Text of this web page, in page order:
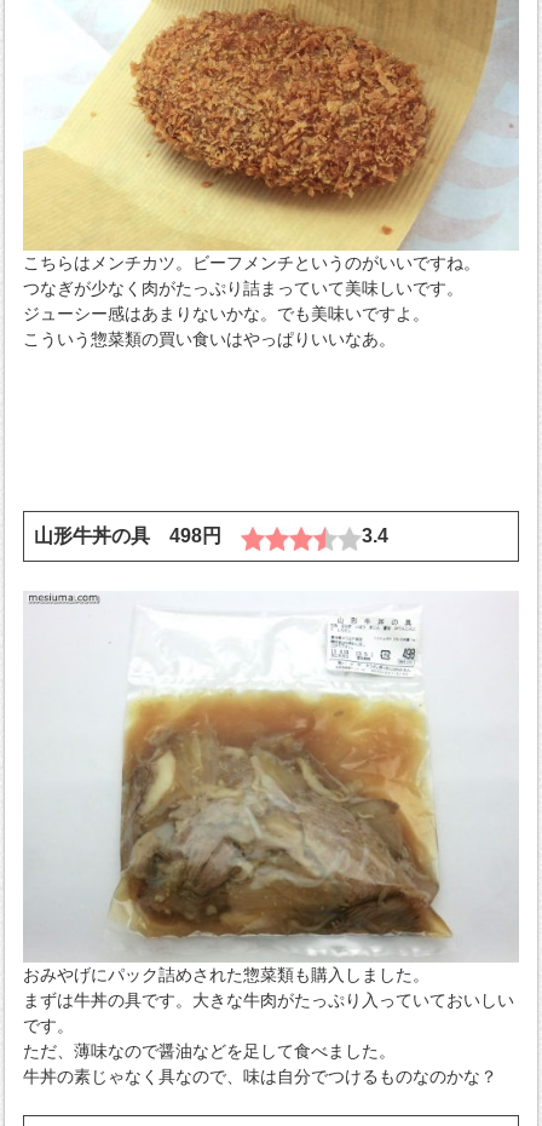
こちらはメンチカツ。ビーフメンチというのがいいですね。
つなぎが少なく肉がたっぷり詰まっていて美味しいです。
ジューシー感はあまりないかな。でも美味いですよ。
こういう惣菜類の買い食いはやっぱりいいなあ。
山形牛丼の具 498円 3.4
おみやげにパック詰めされた惣菜類も購入しました。
まずは牛丼の具です。大きな牛肉がたっぷり入っていておいしい
です。
ただ、薄味なので醤油などを足して食べました。
牛丼の素じゃなく具なので、味は自分でつけるものなのかな？